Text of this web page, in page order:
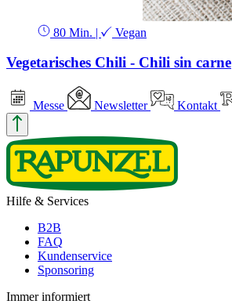
80 Min. | Vegan
Vegetarisches Chili - Chili sin carne
Messe Newsletter Kontakt
Hilfe & Services
B2B
FAQ
Kundenservice
Sponsoring
Immer informiert